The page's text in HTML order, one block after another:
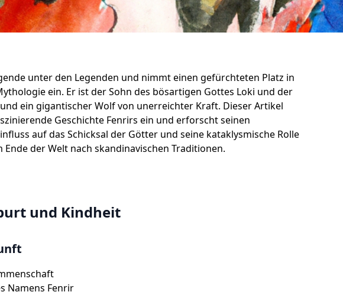
unter den Legenden und nimmt einen gefürchteten Platz in
ein. Er ist der Sohn des bösartigen Gottes Loki und der
ein gigantischer Wolf von unerreichter Kraft. Dieser Artikel
Geschichte Fenrirs ein und erforscht seinen
auf das Schicksal der Götter und seine kataklysmische Rolle
Ende der Welt nach skandinavischen Traditionen.
und Kindheit
Namens Fenrir